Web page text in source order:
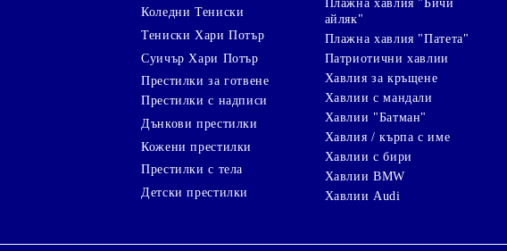
Коледни Тениски
Тениски Хари Потър
Суичър Хари Потър
Престилки за готвене
Престилки с надписи
Дънкови престилки
Кожени престилки
Престилки с тела
Детски престилки
Плажна хавлия "Бичи
айляк"
Плажна хавлия "Патета"
Патриотични хавлии
Хавлия за кръщене
Хавлии с мандали
Хавлии "Батман"
Хавлия / кърпа с име
Хавлии с бири
Хавлии BMW
Хавлии Audi